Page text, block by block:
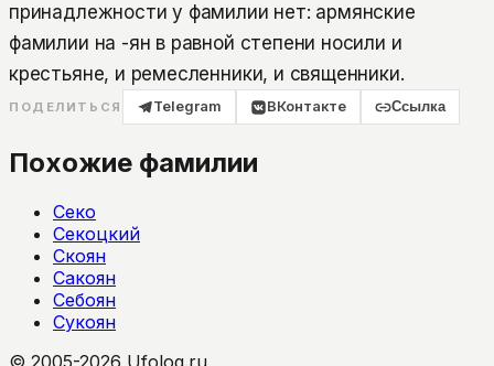
принадлежности у фамилии нет: армянские
фамилии на -ян в равной степени носили и
крестьяне, и ремесленники, и священники.
ПОДЕЛИТЬСЯ Telegram ВКонтакте Ссылка
Похожие фамилии
Секо
Секоцкий
Скоян
Сакоян
Себоян
Сукоян
© 2005-2026 Ufolog.ru